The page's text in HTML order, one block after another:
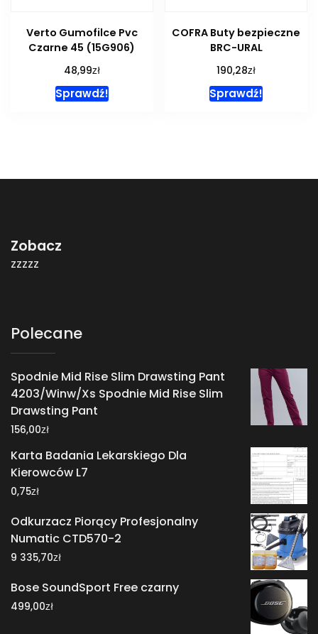
Verto Gumofilce Pvc
Czarne 45 (15G906)
48,99zł
Sprawdź!
COFRA Buty bezpieczne
BRC-URAL
190,28zł
Sprawdź!
Zobacz
zzzzz
Polecane
Spodnie Mid Rise Slim Drawsting Pant
4203/Winw/Xs Spodnie Mid Rise Slim
Drawsting Pant
156,00zł
Karta Badania Lekarskiego Dla
Kierowców L7
0,75zł
Odkurzacz Piorący Profesjonalny
Numatic CTD570-2
9 335,70zł
Bose SoundSport Free czarny
499,00zł